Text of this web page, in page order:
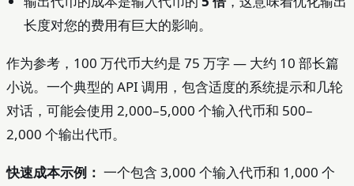
长度对您的费用有巨大的影响。
作为参考，100 万代币大约是 75 万字 — 大约 10 部长篇
小说。一个典型的 API 调用，包含适度的系统提示和几轮
对话，可能会使用 2,000–5,000 个输入代币和 500–
2,000 个输出代币。
快速成本示例： 一个包含 3,000 个输入代币和 1,000 个